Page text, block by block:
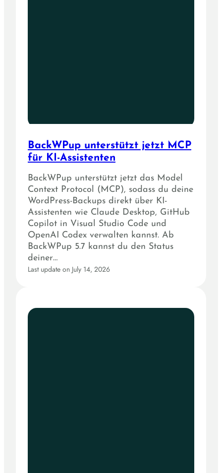
BackWPup unterstützt jetzt MCP
für KI-Assistenten
BackWPup unterstützt jetzt das Model
Context Protocol (MCP), sodass du deine
WordPress-Backups direkt über KI-
Assistenten wie Claude Desktop, GitHub
Copilot in Visual Studio Code und
OpenAI Codex verwalten kannst. Ab
BackWPup 5.7 kannst du den Status
deiner…
Last update on July 14, 2026